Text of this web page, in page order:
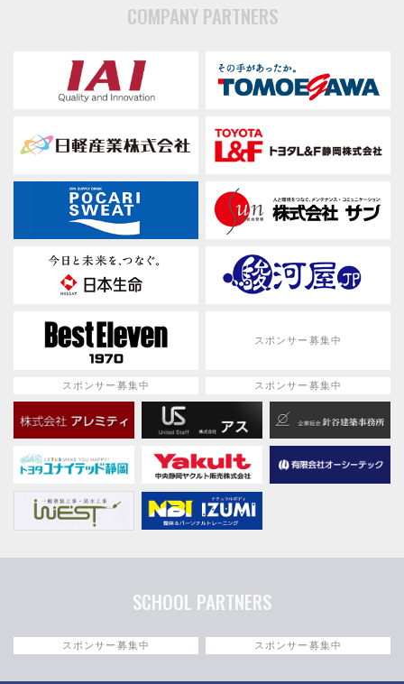
COMPANY PARTNERS
スポンサー募集中
スポンサー募集中 スポンサー募集中
SCHOOL PARTNERS
スポンサー募集中 スポンサー募集中